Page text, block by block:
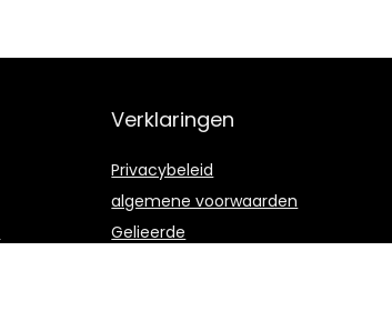
Verklaringen
Privacybeleid
algemene voorwaarden
Gelieerde